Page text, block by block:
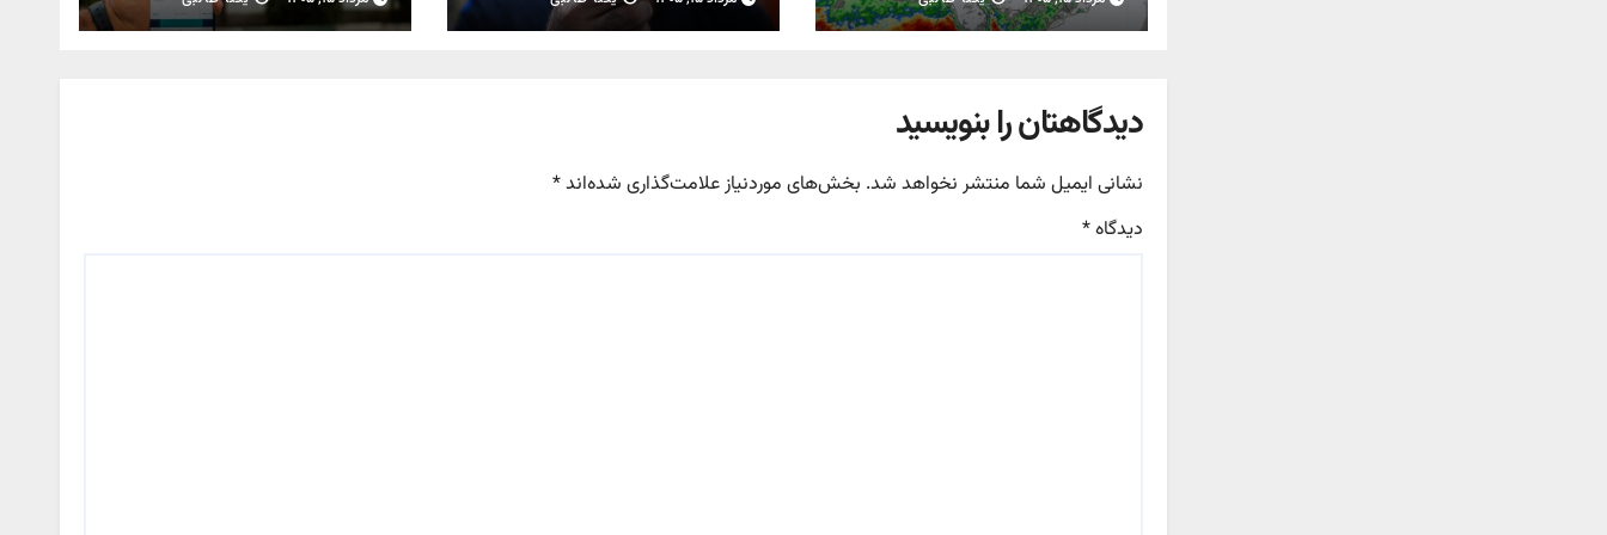
استان
دیدگاهتان را بنویسید
نشانی ایمیل شما منتشر نخواهد شد. بخش‌های موردنیاز علامت‌گذاری شده‌اند*
دیدگاه*